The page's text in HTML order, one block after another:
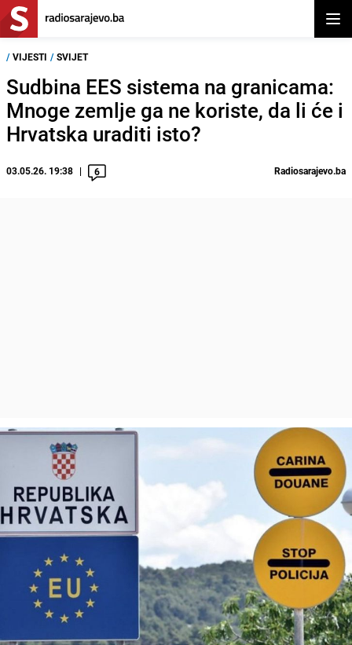
/ VIJESTI / SVIJET
Sudbina EES sistema na granicama:
Mnoge zemlje ga ne koriste, da li će i
Hrvatska uraditi isto?
03.05.26. 19:38 6 Radiosarajevo.ba